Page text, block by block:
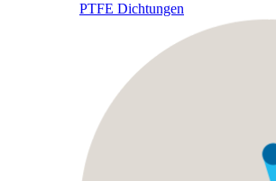
PTFE Dichtungen